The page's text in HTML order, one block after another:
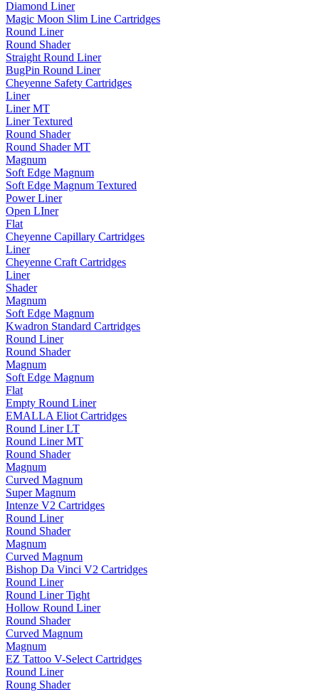
Diamond Liner
Magic Moon Slim Line Cartridges
Round Liner
Round Shader
Straight Round Liner
BugPin Round Liner
Cheyenne Safety Cartridges
Liner
Liner MT
Liner Textured
Round Shader
Round Shader MT
Magnum
Soft Edge Magnum
Soft Edge Magnum Textured
Power Liner
Open LIner
Flat
Cheyenne Capillary Cartridges
Liner
Cheyenne Craft Cartridges
Liner
Shader
Magnum
Soft Edge Magnum
Kwadron Standard Cartridges
Round Liner
Round Shader
Magnum
Soft Edge Magnum
Flat
Empty Round Liner
EMALLA Eliot Cartridges
Round Liner LT
Round Liner MT
Round Shader
Magnum
Curved Magnum
Super Magnum
Intenze V2 Cartridges
Round Liner
Round Shader
Magnum
Curved Magnum
Bishop Da Vinci V2 Cartridges
Round Liner
Round Liner Tight
Hollow Round Liner
Round Shader
Curved Magnum
Magnum
EZ Tattoo V-Select Cartridges
Round Liner
Roung Shader